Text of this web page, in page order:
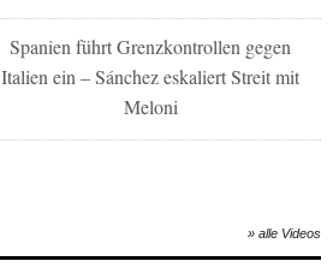
Spanien führt Grenzkontrollen gegen
Italien ein – Sánchez eskaliert Streit mit
Meloni
» alle Videos